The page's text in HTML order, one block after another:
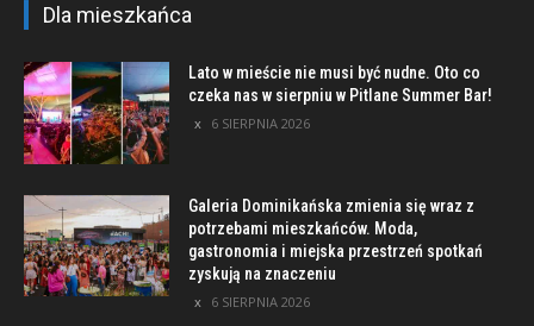
Dla mieszkańca
Lato w mieście nie musi być nudne. Oto co
czeka nas w sierpniu w Pitlane Summer Bar!
6 SIERPNIA 2026
Galeria Dominikańska zmienia się wraz z
potrzebami mieszkańców. Moda,
gastronomia i miejska przestrzeń spotkań
zyskują na znaczeniu
6 SIERPNIA 2026